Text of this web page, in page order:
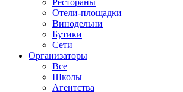
Рестораны
Отели-площадки
Винодельни
Бутики
Сети
Организаторы
Все
Школы
Агентства